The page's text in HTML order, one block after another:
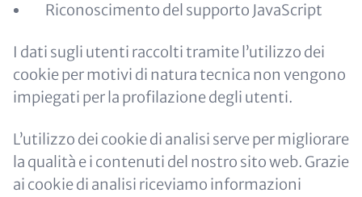
Riconoscimento del supporto JavaScript
I dati sugli utenti raccolti tramite l’utilizzo dei
cookie per motivi di natura tecnica non vengono
impiegati per la profilazione degli utenti.
L’utilizzo dei cookie di analisi serve per migliorare
la qualità e i contenuti del nostro sito web. Grazie
ai cookie di analisi riceviamo informazioni